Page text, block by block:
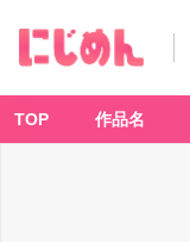
TOP 作品名